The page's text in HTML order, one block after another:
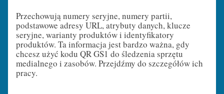
Przechowują numery seryjne, numery partii,
podstawowe adresy URL, atrybuty danych, klucze
seryjne, warianty produktów i identyfikatory
produktów. Ta informacja jest bardzo ważna, gdy
chcesz użyć kodu QR GS1 do śledzenia sprzętu
medialnego i zasobów. Przejdźmy do szczegółów ich
pracy.